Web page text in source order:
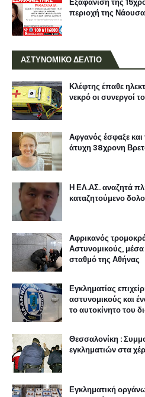
περιοχή της
ΑΣΤΥΝΟΜΙΚΟ ΔΕΛΤΙΟ
Κλέφτης έπαθε
νεκρό οι συνεργοί
Αφγανός έσφαξε
άτυχη 38χρονη
Η ΕΛ.ΑΣ. αναζητά
καταζητούμενο
Αφρικανός
Αστυνομικούς,
σταθμό της Αθήνας
Εγκληματίας
αστυνομικούς και
το αυτοκίνητο του
Θεσσαλονίκη :
εγκληματιών στα
Εγκληματική